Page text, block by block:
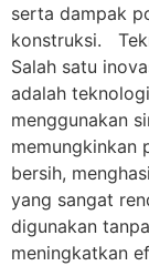
serta dampak
konstruksi.
Salah satu
adalah
menggunakan
memungkinkan
bersih,
yang sangat
digunakan
meningkatkan